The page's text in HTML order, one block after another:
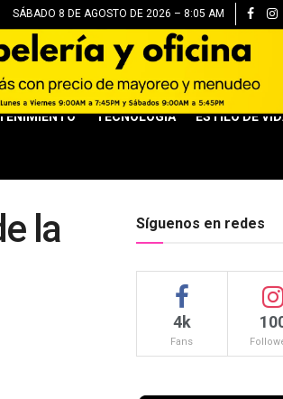
SÁBADO 8 DE AGOSTO DE 2026 – 8:05 AM
TECNOLOGÍA ESTILO DE
la
Síguenos en redes
4k
Fans